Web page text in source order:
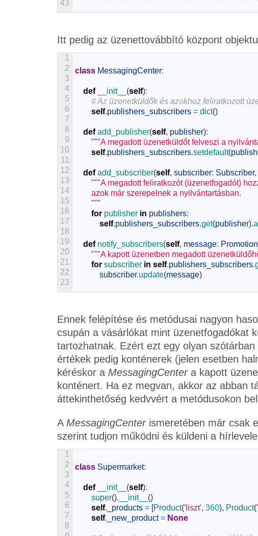
43
Itt pedig az üzenettovábbító központ
1
2
3
4
5
6
7
8
9
10
11
12
13
14
15
16
17
18
19
20
21
22
23
class MessagingCenter:
def __init__ (self):
# Az üzenetküldők és azokhoz feliratkozott
self.publishers_subscribers = dict()
def add_publisher(self, publisher):
"""A megadott üzenetküldőt felveszi a
self.publishers_subscribers.setdefault(
def add_subscriber(self, subscriber: Subscriber,
"""A megadott feliratkozót (üzenetfogadót)
azok már szerepelnek a nyilvántartásban.
"""
for publisher in publishers:
self.publishers_subscribers.get(publisher).
def notify_subscribers(self, message:
"""A kapott üzenetben megadott
for subscriber in self.publishers_subscribers.
subscriber.update(message)
Ennek felépítése és metódusai nagyon
csupán a vásárlókat mint üzenetfogadókat
tartozhatnak. Ezért ezt egy olyan
értékek pedig konténerek (jelen esetben
kéréskor a MessagingCentera kapott
konténert. Ha ez megvan, akkor az abban
áttekinthetőség kedvvért a metódusokon
A MessagingCenter ismeretében már csak
szerint tudjon működni és küldeni a
1
2
3
4
5
6
7
8
class Supermarket:
def __init__ (self):
super(). __init__ ()
self. _products = [Product('liszt', 360), Product(
self. _new_product = None